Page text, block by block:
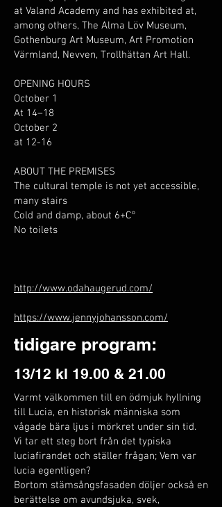
at Valand Academy and has exhibited at,
among others, The Alma Löv Museum,
Gothenburg Art Museum, Art Promotion
Värmland, Nevven, Trollhättan Art Hall.
OPENING HOURS
October 1
At 14–18
October 2
at 12-16
ABOUT THE PREMISES
The cultural temple is not yet accessible,
many stairs
Cold and damp, about 6+C°
No toilets
http://www.odahaugerud.com/
https://www.jennyjohansson.com/
tidigare program:
13/12 kl 19.00 & 21.00
Varmt välkommen till en ödmjuk hyllning
till Lucia, en historisk människa som
vågade bära ljus i mörkret under sin tid.
Vi tar ett steg bort från det typiska
luciafirandet och ställer frågan; Vem var
lucia egentligen?
Bortom stämsångsfasaden döljer också en
berättelse om avundsjuka, svek,